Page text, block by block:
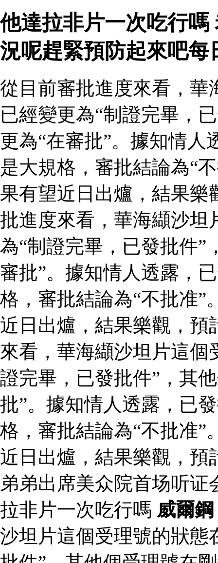
他達拉非片一次吃行
況呢趕緊預防起來吧每
從目前審批進度來看，華
已經變更為“制證完畢，
更為“在審批”。據知情
是大規格，審批結論為“
果有望近日出爐，結果樂
批進度來看，華海纈沙坦
為“制證完畢，已發批件”
審批”。據知情人透露，
格，審批結論為“不批准”
近日出爐，結果樂觀，預
來看，華海纈沙坦片這個
證完畢，已發批件”，其
批”。據知情人透露，已
格，審批結論為“不批准”
近日出爐，結果樂觀，
弟弟出席美众院首场听
拉非片一次吃行嗎 威爾鋼
沙坦片這個受理號的狀態